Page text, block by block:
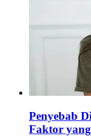
Penyebab
Faktor